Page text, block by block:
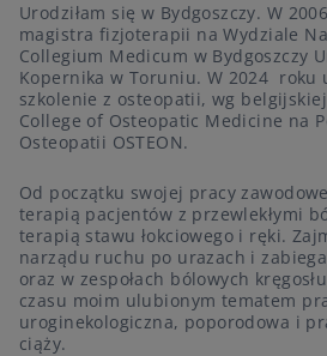
Urodziłam się w Bydgoszczy. W
magistra fizjoterapii na Wydziale
Collegium Medicum w Bydgoszczy
Kopernika w Toruniu. W 2024 roku
szkolenie z osteopatii, wg
College of Osteopatic Medicine na
Osteopatii OSTEON.
Od początku swojej pracy
terapią pacjentów z przewlekłymi
terapią stawu łokciowego i ręki.
narządu ruchu po urazach i
oraz w zespołach bólowych
czasu moim ulubionym tematem
uroginekologiczna, poporodowa i
ciąży.